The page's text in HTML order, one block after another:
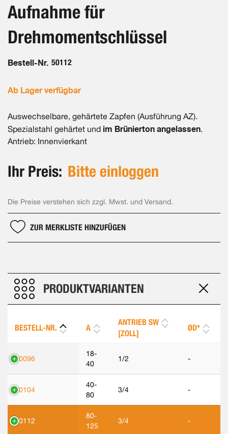
Aufnahme für
Drehmomentschlüssel
Bestell-Nr. 50112
Ab Lager verfügbar
Auswechselbare, gehärtete Zapfen (Ausführung AZ).
Spezialstahl gehärtet und im Brünierton angelassen.
Antrieb: Innenvierkant
Ihr Preis: Bitte einloggen
Die Preise verstehen sich zzgl. Mwst. und Versand.
ZUR MERKLISTE HINZUFÜGEN
PRODUKTVARIANTEN
BESTELL-NR. A
ANTRIEB SW
[ZOLL]
ØD*
50096
18-
40
1/2 -
50104
40-
80
3/4 -
50112
80-
125
3/4 -